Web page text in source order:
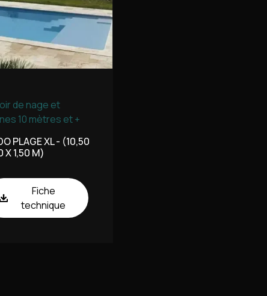
de nage et
10 mètres et +
PLAGE XL - (10,50
X 1,50 M)
Fiche
technique